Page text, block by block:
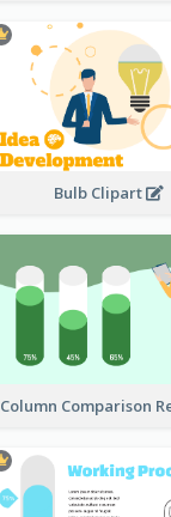
Bulb Clipart